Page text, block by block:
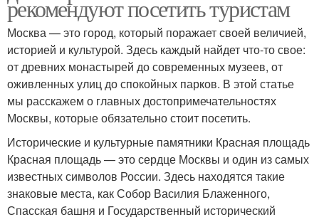
рекомендуют посетить туристам
Москва — это город, который поражает своей величией,
историей и культурой. Здесь каждый найдет что-то свое:
от древних монастырей до современных музеев, от
оживленных улиц до спокойных парков. В этой статье
мы расскажем о главных достопримечательностях
Москвы, которые обязательно стоит посетить.
Исторические и культурные памятники Красная площадь
Красная площадь — это сердце Москвы и один из самых
известных символов России. Здесь находятся такие
знаковые места, как Собор Василия Блаженного,
Спасская башня и Государственный исторический